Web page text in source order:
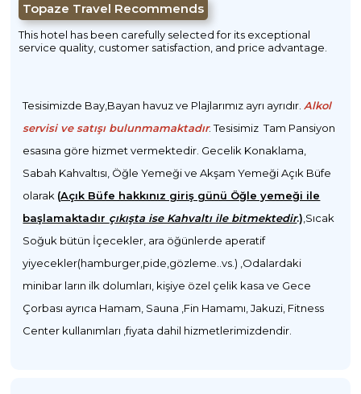
Topaze Travel Recommends
This hotel has been carefully selected for its exceptional
service quality, customer satisfaction, and price advantage.
Tesisimizde Bay,Bayan havuz ve Plajlarımız ayrı ayrıdır. Alkol
servisi ve satışı bulunmamaktadır. Tesisimiz Tam Pansiyon
esasına göre hizmet vermektedir. Gecelik Konaklama,
Sabah Kahvaltısı, Öğle Yemeği ve Akşam Yemeği Açık Büfe
olarak (Açık Büfe hakkınız giriş günü Öğle yemeği ile
başlamaktadır çıkışta ise Kahvaltı ile bitmektedir.) ,Sıcak
Soğuk bütün İçecekler, ara öğünlerde aperatif
yiyecekler(hamburger,pide,gözleme..vs.) ,Odalardaki
minibar ların ilk dolumları, kişiye özel çelik kasa ve Gece
Çorbası ayrıca Hamam, Sauna ,Fin Hamamı, Jakuzi, Fitness
Center kullanımları ,fiyata dahil hizmetlerimizdendir.